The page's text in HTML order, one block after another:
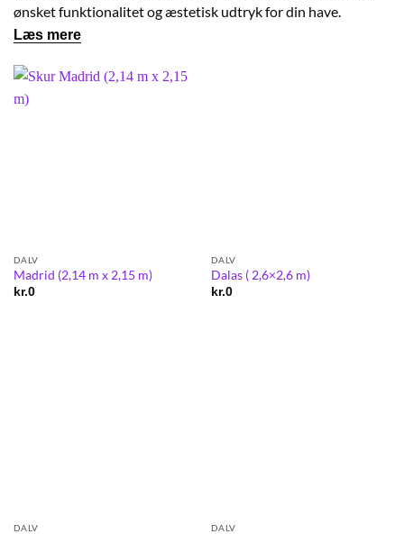
ønsket funktionalitet og æstetisk udtryk for din have.
Læs mere
DALV
Madrid (2,14 m x 2,15 m)
kr.0
DALV
Dalas ( 2,6×2,6 m)
kr.0
DALV DALV